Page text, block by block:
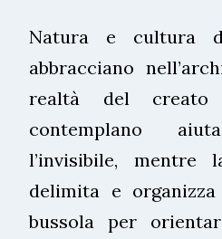
Natura e cultura
abbracciano
realtà del
contemplano
l’invisibile,
delimita e
bussola per